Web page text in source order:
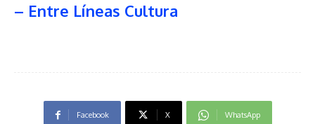
– Entre Líneas Cultura
Facebook X WhatsApp